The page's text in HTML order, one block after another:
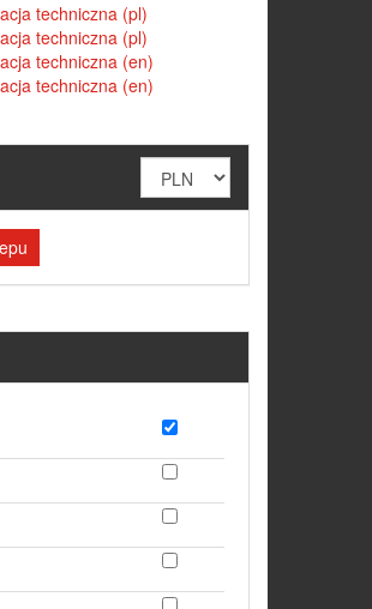
techniczna (pl)
techniczna (pl)
techniczna (en)
techniczna (en)